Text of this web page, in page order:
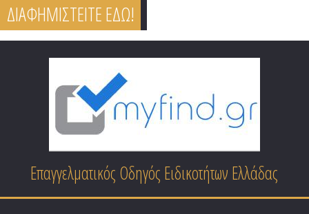
ΔΙΑΦΗΜΙΣΤΕΙΤΕ ΕΔΩ!
Επαγγελματικός Οδηγός Ειδικοτήτων Ελλάδας